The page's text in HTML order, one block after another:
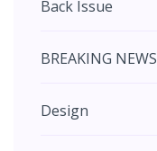
Back Issue
BREAKING NEWS
Design